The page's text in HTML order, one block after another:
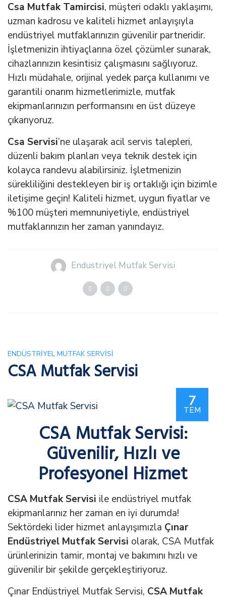
Csa Mutfak Tamircisi, müşteri odaklı yaklaşımı,
uzman kadrosu ve kaliteli hizmet anlayışıyla
endüstriyel mutfaklarınızın güvenilir partneridir.
İşletmenizin ihtiyaçlarına özel çözümler sunarak,
cihazlarınızın kesintisiz çalışmasını sağlıyoruz.
Hızlı müdahale, orijinal yedek parça kullanımı ve
garantili onarım hizmetlerimizle, mutfak
ekipmanlarınızın performansını en üst düzeye
çıkarıyoruz.
Csa Servisi’ne ulaşarak acil servis talepleri,
düzenli bakım planları veya teknik destek için
kolayca randevu alabilirsiniz. İşletmenizin
sürekliliğini destekleyen bir iş ortaklığı için bizimle
iletişime geçin! Kaliteli hizmet, uygun fiyatlar ve
%100 müşteri memnuniyetiyle, endüstriyel
mutfaklarınızın her zaman yanındayız.
Endustriyel Mutfak Servisi
ENDÜSTRIYEL MUTFAK SERVISI
CSA Mutfak Servisi
7
TEM
CSA Mutfak Servisi:
Güvenilir, Hızlı ve
Profesyonel Hizmet
CSA Mutfak Servisi ile endüstriyel mutfak
ekipmanlarınız her zaman en iyi durumda!
Sektördeki lider hizmet anlayışımızla Çınar
Endüstriyel Mutfak Servisi olarak, CSA Mutfak
ürünlerinizin tamir, montaj ve bakımını hızlı ve
güvenilir bir şekilde gerçekleştiriyoruz.
Çınar Endüstriyel Mutfak Servisi, CSA Mutfak